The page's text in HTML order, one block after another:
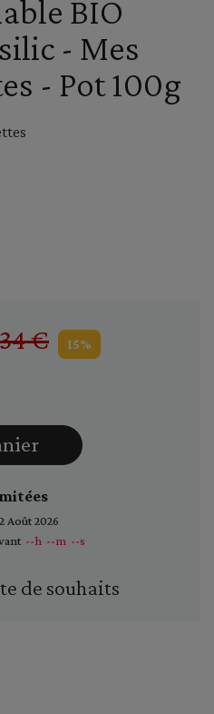
BIO
- Mes
- Pot 100g
€ 15%
Août 2026
--h --m --s
de souhaits